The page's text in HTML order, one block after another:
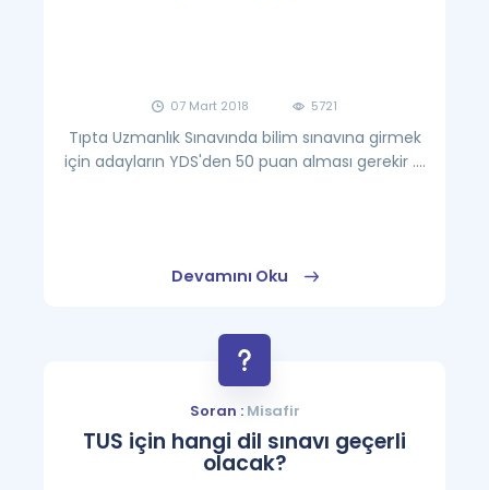
07 Mart 2018 5721
Tıpta Uzmanlık Sınavında bilim sınavına girmek
için adayların YDS'den 50 puan alması gerekir ....
Devamını Oku
Soran :Misafir
TUS için hangi dil sınavı geçerli
olacak?